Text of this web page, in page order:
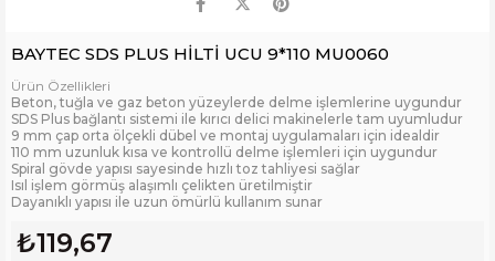
BAYTEC SDS PLUS HİLTİ UCU 9*110 MU0060
Ürün Özellikleri
Beton, tuğla ve gaz beton yüzeylerde delme işlemlerine uygundur
SDS Plus bağlantı sistemi ile kırıcı delici makinelerle tam uyumludur
9 mm çap orta ölçekli dübel ve montaj uygulamaları için idealdir
110 mm uzunluk kısa ve kontrollü delme işlemleri için uygundur
Spiral gövde yapısı sayesinde hızlı toz tahliyesi sağlar
Isıl işlem görmüş alaşımlı çelikten üretilmiştir
Dayanıklı yapısı ile uzun ömürlü kullanım sunar
₺119,67